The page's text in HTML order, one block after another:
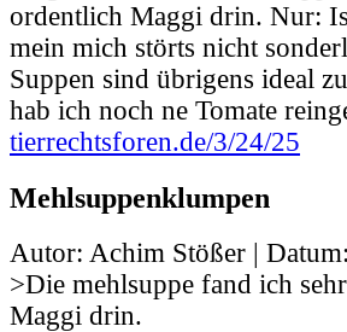
ordentlich Maggi drin. Nur:
mein mich störts nicht
Suppen sind übrigens ideal
hab ich noch ne Tomate
tierrechtsforen.de/3/24/25
Mehlsuppenklumpen
Autor: Achim Stößer | Datum:
>Die mehlsuppe fand ich
Maggi drin.